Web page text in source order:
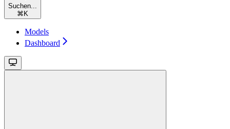
Suchen...
⌘ K
Models
Dashboard